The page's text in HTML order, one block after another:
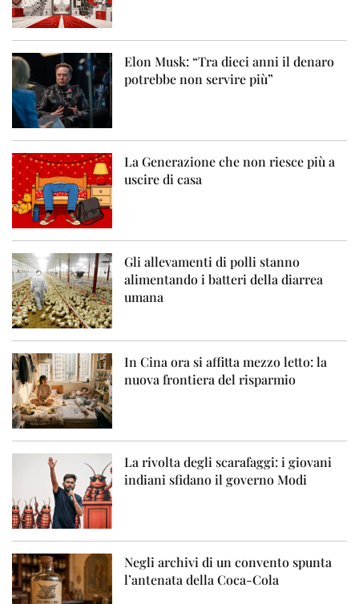
Elon Musk: “Tra dieci anni il denaro
potrebbe non servire più”
La Generazione che non riesce più a
uscire di casa
Gli allevamenti di polli stanno
alimentando i batteri della diarrea
umana
In Cina ora si affitta mezzo letto: la
nuova frontiera del risparmio
La rivolta degli scarafaggi: i giovani
indiani sfidano il governo Modi
Negli archivi di un convento spunta
l’antenata della Coca-Cola